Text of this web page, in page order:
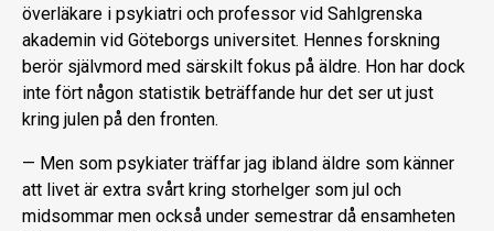
överläkare i psykiatri och professor vid Sahlgrenska
akademin vid Göteborgs universitet. Hennes forskning
berör självmord med särskilt fokus på äldre. Hon har dock
inte fört någon statistik beträffande hur det ser ut just
kring julen på den fronten.
— Men som psykiater träffar jag ibland äldre som känner
att livet är extra svårt kring storhelger som jul och
midsommar men också under semestrar då ensamheten